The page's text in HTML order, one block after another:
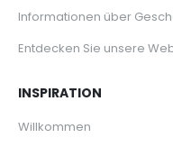
Informationen über
Entdecken Sie unsere
INSPIRATION
Willkommen